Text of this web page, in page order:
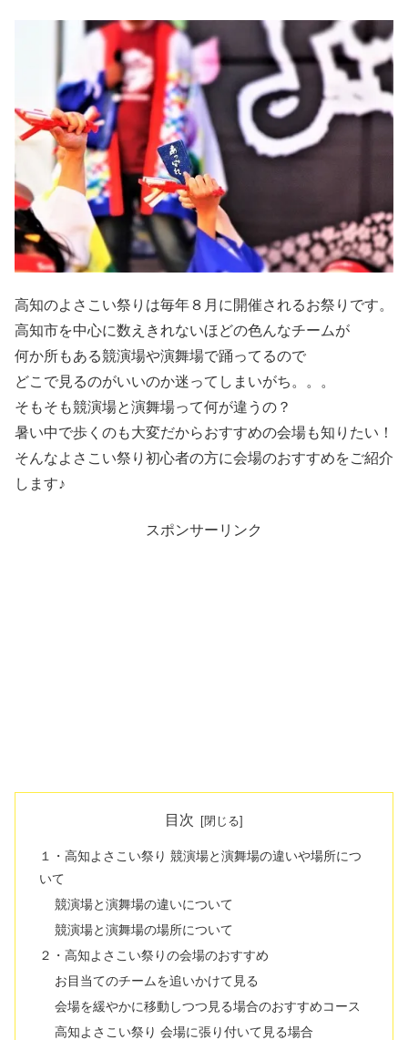
高知のよさこい祭りは毎年８月に開催されるお祭りです。
高知市を中心に数えきれないほどの色んなチームが
何か所もある競演場や演舞場で踊ってるので
どこで見るのがいいのか迷ってしまいがち。。。
そもそも競演場と演舞場って何が違うの？
暑い中で歩くのも大変だからおすすめの会場も知りたい！
そんなよさこい祭り初心者の方に会場のおすすめをご紹介
します♪
スポンサーリンク
目次
１・高知よさこい祭り 競演場と演舞場の違いや場所につ
いて
競演場と演舞場の違いについて
競演場と演舞場の場所について
２・高知よさこい祭りの会場のおすすめ
お目当てのチームを追いかけて見る
会場を緩やかに移動しつつ見る場合のおすすめコース
高知よさこい祭り 会場に張り付いて見る場合